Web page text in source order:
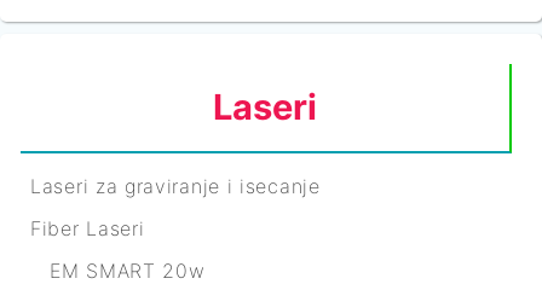
Laseri
Laseri za graviranje i isecanje
Fiber Laseri
EM SMART 20w